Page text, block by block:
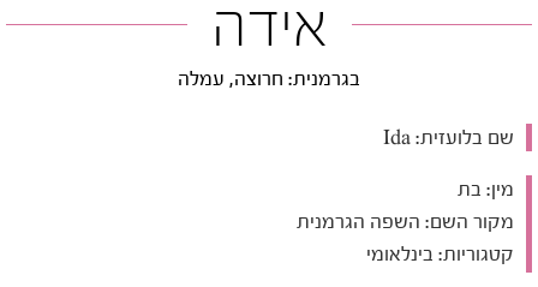
אידה
בגרמנית: חרוצה, עמלה
שם בלועזית:
מין: בת
מקור השם: השפה הגרמנית
קטגוריות: בינלאומי